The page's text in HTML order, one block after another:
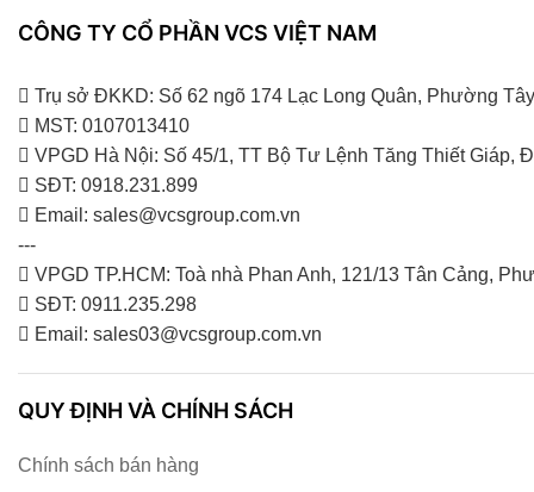
CÔNG TY CỔ PHẦN VCS VIỆT NAM
Trụ sở ĐKKD: Số 62 ngõ 174 Lạc Long Quân, Phường
MST: 0107013410
VPGD Hà Nội: Số 45/1, TT Bộ Tư Lệnh Tăng Thiết
SĐT: 0918.231.899
Email: sales@vcsgroup.com.vn
---
VPGD TP.HCM: Toà nhà Phan Anh, 121/13 Tân Cảng,
SĐT: 0911.235.298
Email: sales03@vcsgroup.com.vn
QUY ĐỊNH VÀ CHÍNH SÁCH
Chính sách bán hàng